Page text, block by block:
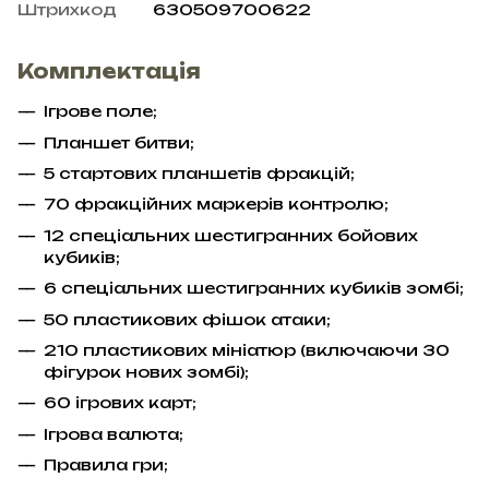
Штрихкод 630509700622
Комплектація
Ігрове поле;
Планшет битви;
5 стартових планшетів фракцій;
70 фракційних маркерів контролю;
12 спеціальних шестигранних бойових
кубиків;
6 спеціальних шестигранних кубиків зомбі;
50 пластикових фішок атаки;
210 пластикових мініатюр (включаючи 30
фігурок нових зомбі);
60 ігрових карт;
Ігрова валюта;
Правила гри;